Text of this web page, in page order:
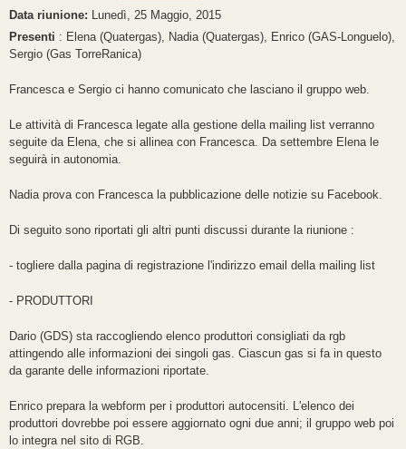
Data riunione: Lunedì, 25 Maggio, 2015
Presenti : Elena (Quatergas), Nadia (Quatergas), Enrico (GAS-Longuelo),
Sergio (Gas TorreRanica)
Francesca e Sergio ci hanno comunicato che lasciano il gruppo web.
Le attività di Francesca legate alla gestione della mailing list verranno
seguite da Elena, che si allinea con Francesca. Da settembre Elena le
seguirà in autonomia.
Nadia prova con Francesca la pubblicazione delle notizie su Facebook.
Di seguito sono riportati gli altri punti discussi durante la riunione :
- togliere dalla pagina di registrazione l'indirizzo email della mailing list
- PRODUTTORI
Dario (GDS) sta raccogliendo elenco produttori consigliati da rgb
attingendo alle informazioni dei singoli gas. Ciascun gas si fa in questo
da garante delle informazioni riportate.
Enrico prepara la webform per i produttori autocensiti. L'elenco dei
produttori dovrebbe poi essere aggiornato ogni due anni; il gruppo web poi
lo integra nel sito di RGB.